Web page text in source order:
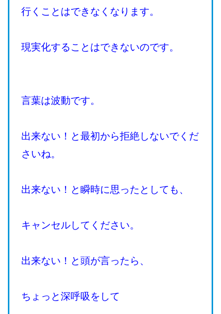
行くことはできなくなります。
現実化することはできないのです。
言葉は波動です。
出来ない！と最初から拒絶しないでくだ
さいね。
出来ない！と瞬時に思ったとしても、
キャンセルしてください。
出来ない！と頭が言ったら、
ちょっと深呼吸をして